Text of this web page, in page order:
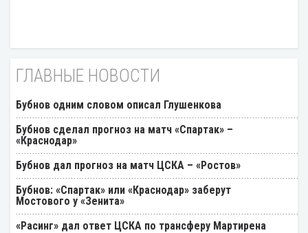
ГЛАВНЫЕ НОВОСТИ
Бубнов одним словом описал Глушенкова
Бубнов сделал прогноз на матч «Спартак» –
«Краснодар»
Бубнов дал прогноз на матч ЦСКА – «Ростов»
Бубнов: «Спартак» или «Краснодар» заберут
Мостового у «Зенита»
«Расинг» дал ответ ЦСКА по трансферу Мартирена